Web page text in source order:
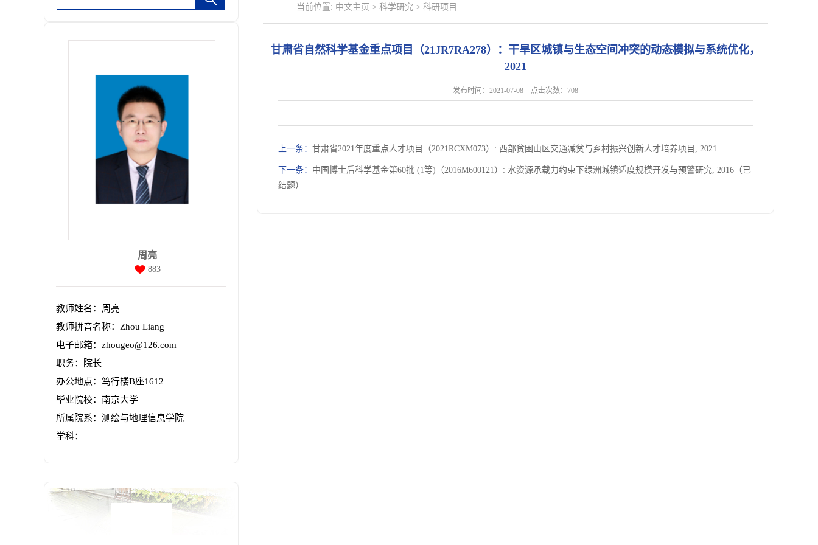
周亮
883
教师姓名：周亮
教师拼音名称：Zhou Liang
电子邮箱： zhougeo@126.com
职务：院长
办公地点：笃行楼B座1612
毕业院校：南京大学
所属院系：测绘与地理信息学院
学科：
当前位置: 中文主页 > 科学研究 > 科研项目
甘肃省自然科学基金重点项目（21JR7RA278）：干旱区城镇与生态空间冲突的动态模拟与系统优化，
2021
发布时间：2021-07-08 点击次数： 708
上一条： 甘肃省2021年度重点人才项目（2021RCXM073）: 西部贫困山区交通减贫与乡村振兴创新人才培养项目, 2021
下一条： 中国博士后科学基金第60批 (1等)（2016M600121）: 水资源承载力约束下绿洲城镇适度规模开发与预警研究, 2016（已
结题）